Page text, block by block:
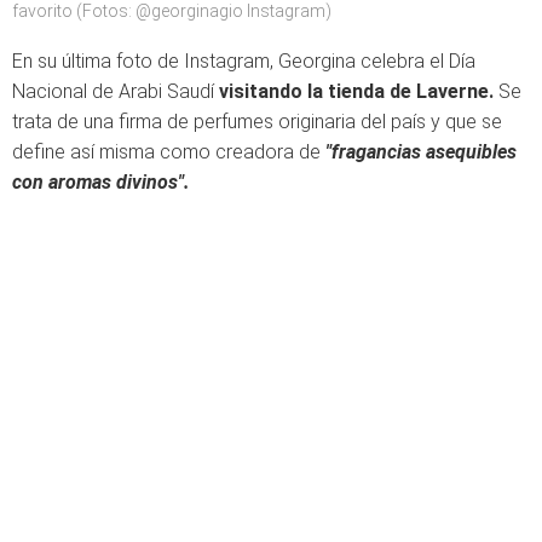
favorito (Fotos: @georginagio Instagram)
En su última foto de Instagram, Georgina celebra el Día
Nacional de Arabi Saudívisitando la tienda de Laverne. Se
trata de una firma de perfumes originaria del país y que se
define así misma como creadora de "fragancias asequibles
con aromas divinos".